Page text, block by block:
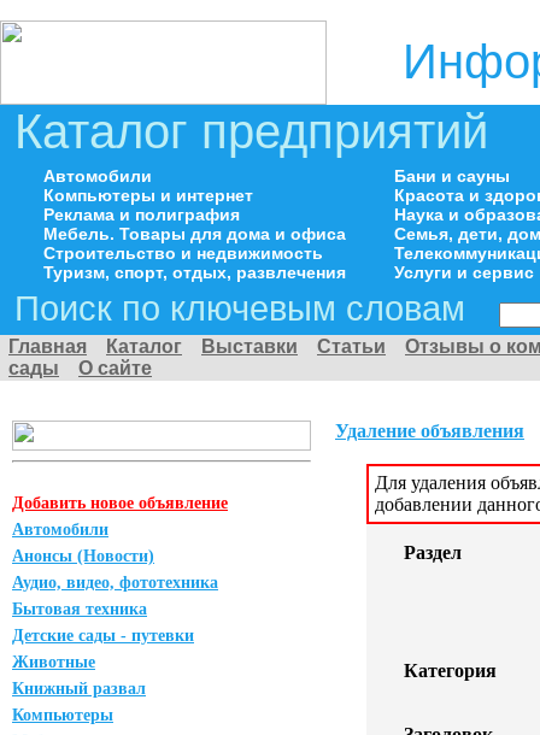
Каталог предприятий
Автомобили
Компьютеры и интернет
Реклама и полиграфия
Мебель. Товары для дома и офиса
Строительство и недвижимость
Туризм, спорт, отдых, развлечения
Бани и сауны
Красота и
Наука и
Семья, дети,
Услуги и сервис
Поиск по ключевым словам
Главная Каталог Выставки Статьи
Отзывы о
сады
О сайте
Добавить новое объявление
Автомобили
Анонсы (Новости)
Аудио, видео, фототехника
Бытовая техника
Детские сады - путевки
Животные
Книжный развал
Компьютеры
Удаление объявления
Для удаления
добавлении
Раздел
Категория